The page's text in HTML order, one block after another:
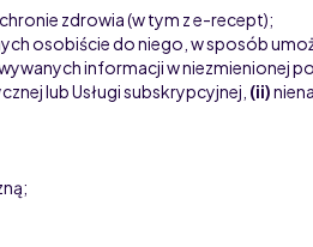
zdrowia (w tym z e-recept);
osobiście do niego, w sposób
informacji w niezmienionej
lub Usługi subskrypcyjnej (ii)